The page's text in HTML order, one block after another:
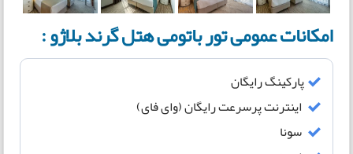
امکانات عمومی تور باتومی هتل گرند بلاژو :
پارکینگ رایگان
اینترنت پرسرعت رایگان (وای فای)
سونا